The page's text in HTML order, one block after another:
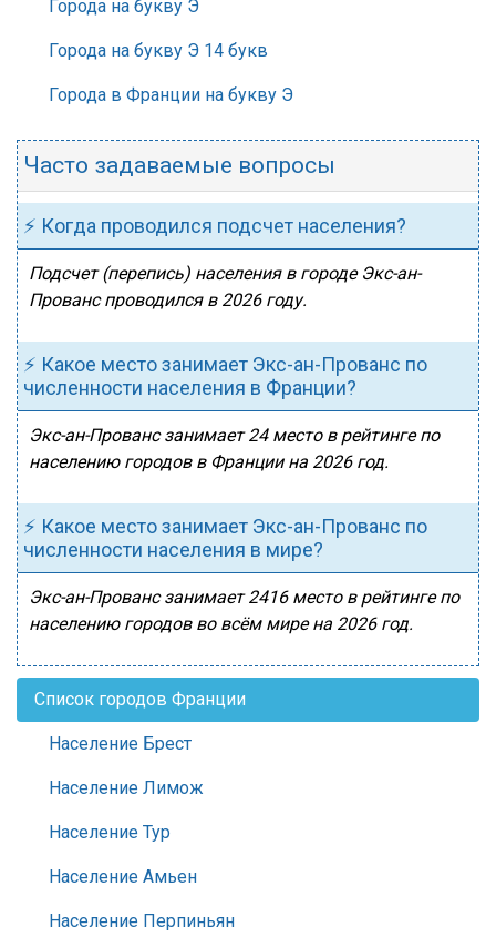
Города на букву Э
Города на букву Э 14 букв
Города в Франции на букву Э
Часто задаваемые вопросы
⚡ Когда проводился подсчет населения?
Подсчет (перепись) населения в городе Экс-ан-
Прованс проводился в 2026 году.
⚡ Какое место занимает Экс-ан-Прованс по
численности населения в Франции?
Экс-ан-Прованс занимает 24 место в рейтинге по
населению городов в Франции на 2026 год.
⚡ Какое место занимает Экс-ан-Прованс по
численности населения в мире?
Экс-ан-Прованс занимает 2416 место в рейтинге по
населению городов во всём мире на 2026 год.
Список городов Франции
Население Брест
Население Лимож
Население Тур
Население Амьен
Население Перпиньян